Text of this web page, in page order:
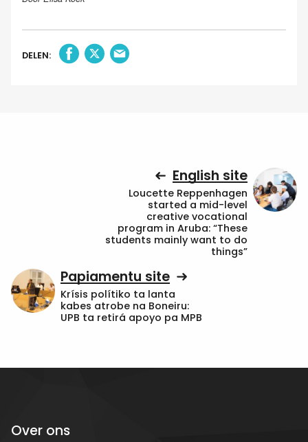
DELEN:
English site
Loucette Reppenhagen
started a mid-level
creative vocational
program in Aruba: “These
students mainly want to do
things”
Papiamentu site
Krísis polítiko ta lanta
kabes atrobe na Boneiru:
UPB ta retirá apoyo pa MPB
Over ons